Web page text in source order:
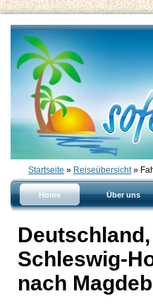
Startseite » Reiseübersicht»
Home Über uns
Schleswig-
nach